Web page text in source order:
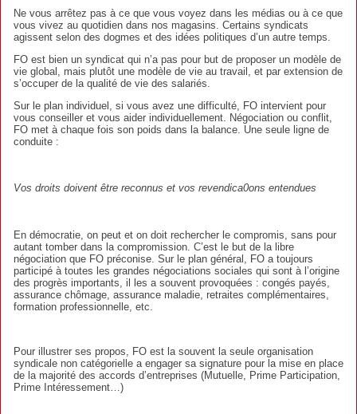
Ne vous arrêtez pas à ce que vous voyez dans les médias ou à ce que
vous vivez au quotidien dans nos magasins. Certains syndicats
agissent selon des dogmes et des idées politiques d’un autre temps.
FO est bien un syndicat qui n’a pas pour but de proposer un modèle de
vie global, mais plutôt une modèle de vie au travail, et par extension de
s’occuper de la qualité de vie des salariés.
Sur le plan individuel, si vous avez une difficulté, FO intervient pour
vous conseiller et vous aider individuellement. Négociation ou conflit,
FO met à chaque fois son poids dans la balance. Une seule ligne de
conduite :
Vos droits doivent être reconnus et vos revendica0ons entendues
En démocratie, on peut et on doit rechercher le compromis, sans pour
autant tomber dans la compromission. C’est le but de la libre
négociation que FO préconise. Sur le plan général, FO a toujours
participé à toutes les grandes négociations sociales qui sont à l’origine
des progrès importants, il les a souvent provoquées : congés payés,
assurance chômage, assurance maladie, retraites complémentaires,
formation professionnelle, etc.
Pour illustrer ses propos, FO est la souvent la seule organisation
syndicale non catégorielle a engager sa signature pour la mise en place
de la majorité des accords d’entreprises (Mutuelle, Prime Participation,
Prime Intéressement…)